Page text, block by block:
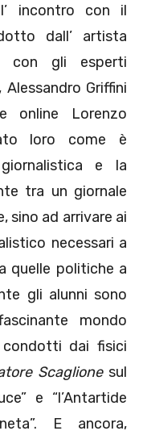
incontro con il
dall’ artista
con gli esperti
Griffini
online Lorenzo
loro come è
e la
tra un giornale
sino ad arrivare ai
necessari a
quelle politiche a
gli alunni sono
mondo
condotti dai fisici
Scaglionesul
e “l’Antartide
E ancora,